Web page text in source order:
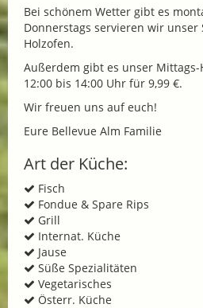
Bei schönem Wetter gibt es
Donnerstags servieren wir unser
Holzofen.
Außerdem gibt es unser
12:00 bis 14:00 Uhr für 9,99 €.
Wir freuen uns auf euch!
Eure Bellevue Alm Familie
Art der Küche:
Fisch
Fondue & Spare Rips
Grill
Internat. Küche
Jause
Süße Spezialitäten
Vegetarisches
Österr. Küche